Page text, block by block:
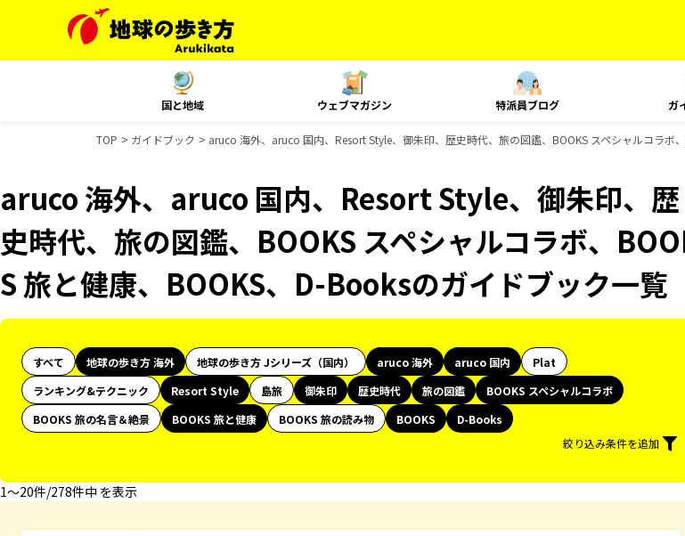
国と地域 ウェブマガジン 特派員ブログ ガ
TOP ガイドブック aruco 海外、aruco 国内、Resort Style、御朱印、歴史時代、旅の図鑑、BOOKS スペシャルコラボ
aruco 海外、aruco 国内、Resort Style、御朱印、歴
史時代、旅の図鑑、BOOKS スペシャルコラボ、
S 旅と健康、BOOKS、D-Booksのガイドブック一覧
すべて 地球の歩き方 海外 地球の歩き方 Jシリーズ（国内） aruco 海外 aruco 国内
Plat
ランキング&テクニック
Resort Style 島旅 御朱印 歴史時代 旅の図鑑
BOOKS スペシャルコラボ
BOOKS 旅の名言＆絶景
BOOKS 旅と健康 BOOKS 旅の読み物 BOOKS
D-Books
絞り込み条件を追加
1〜20件/278件中 を表示